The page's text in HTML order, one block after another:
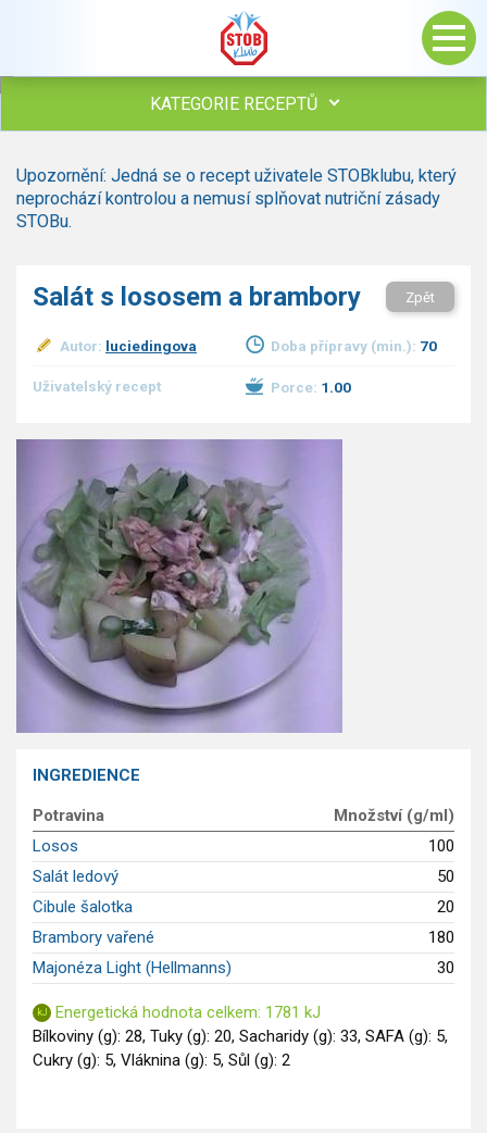
KATEGORIE RECEPTŮ
Polévky
Studená kuchyně
Bezmasé a zeleninové
Sladké pokrmy
Dezerty
Ostatní
Dětské recepty
GLP-1 recepty
Upozornění: Jedná se o recept uživatele STOBklubu, který
neprochází kontrolou a nemusí splňovat nutriční zásady
STOBu.
Salát s lososem a brambory Zpět
Autor: luciedingova Doba přípravy (min.): 70
Uživatelský recept Porce: 1.00
INGREDIENCE
Potravina
Množství (g/ml)
Losos
100
Salát ledový
50
Cibule šalotka
20
Brambory vařené
180
Majonéza Light (Hellmanns)
30
Energetická hodnota celkem: 1781 kJ
Bílkoviny (g): 28, Tuky (g): 20, Sacharidy (g): 33, SAFA (g): 5,
Cukry (g): 5, Vláknina (g): 5, Sůl (g): 2